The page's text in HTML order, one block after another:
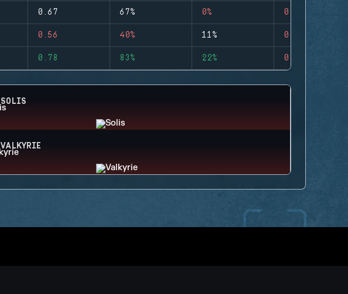
0.67 67% 0% 0
0.56 40% 11% 0
0.78 83% 22% 0
SOLIS
VALKYRIE